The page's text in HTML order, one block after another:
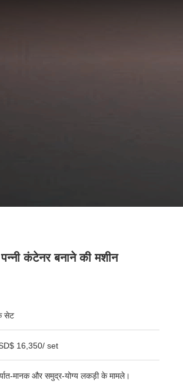
कंटेनर बनाने की मशीन
सेट
16,350/ set
मानक और समुद्र-योग्य लकड़ी के मामले।